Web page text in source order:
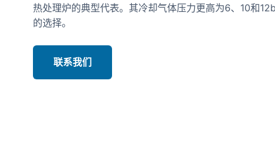
热处理炉的典型代表。其冷却气体压力更高为6、10和
的选择。
联系我们